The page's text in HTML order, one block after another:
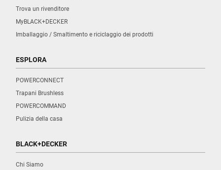
Trova un rivenditore
MyBLACK+DECKER
Imballaggio / Smaltimento e riciclaggio dei prodotti
ESPLORA
POWERCONNECT
Trapani Brushless
POWERCOMMAND
Pulizia della casa
BLACK+DECKER
Chi Siamo